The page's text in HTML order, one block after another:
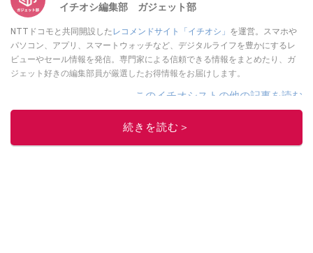
イチオシ編集部 ガジェット部
NTTドコモと共同開設した レコメンドサイト「イチオシ」 を運営。スマホや
パソコン、アプリ、スマートウォッチなど、デジタルライフを豊かにするレ
ビューやセール情報を発信。専門家による信頼できる情報をまとめたり、ガ
ジェット好きの編集部員が厳選したお得情報をお届けします。
このイチオシストの他の記事を読む
続きを読む＞